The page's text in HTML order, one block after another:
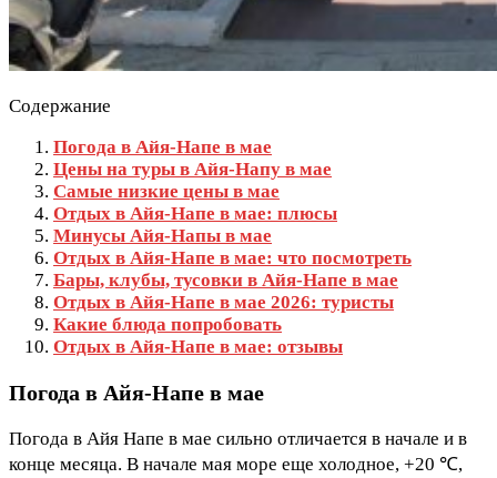
Содержание
Погода в Айя-Напе в мае
Цены на туры в Айя-Напу в мае
Самые низкие цены в мае
Отдых в Айя-Напе в мае: плюсы
Минусы Айя-Напы в мае
Отдых в Айя-Напе в мае: что посмотреть
Бары, клубы, тусовки в Айя-Напе в мае
Отдых в Айя-Напе в мае 2026: туристы
Какие блюда попробовать
Отдых в Айя-Напе в мае: отзывы
Погода в Айя-Напе в мае
Погода в Айя Напе в мае сильно отличается в начале и в
конце месяца. В начале мая море еще холодное, +20 ℃,